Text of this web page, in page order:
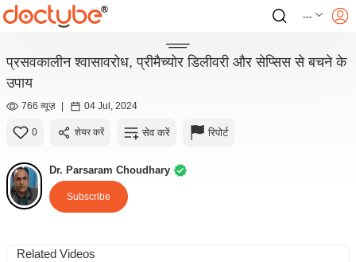
---
प्रसवकालीन श्वासावरोध, प्रीमैच्योर डिलीवरी और सेप्सिस से बचने के
उपाय
766 व्यूज़ | 04 Jul, 2024
0 शेयर करें सेव करें रिपोर्ट
Dr. Parsaram Choudhary
Subscribe
Related Videos